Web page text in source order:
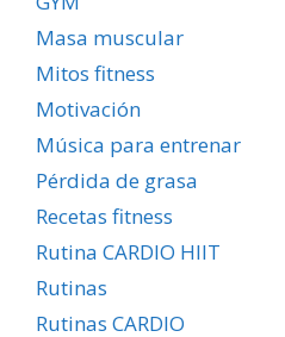
Masa muscular
Mitos fitness
Motivación
Música para entrenar
Pérdida de grasa
Recetas fitness
Rutina CARDIO HIIT
Rutinas
Rutinas CARDIO